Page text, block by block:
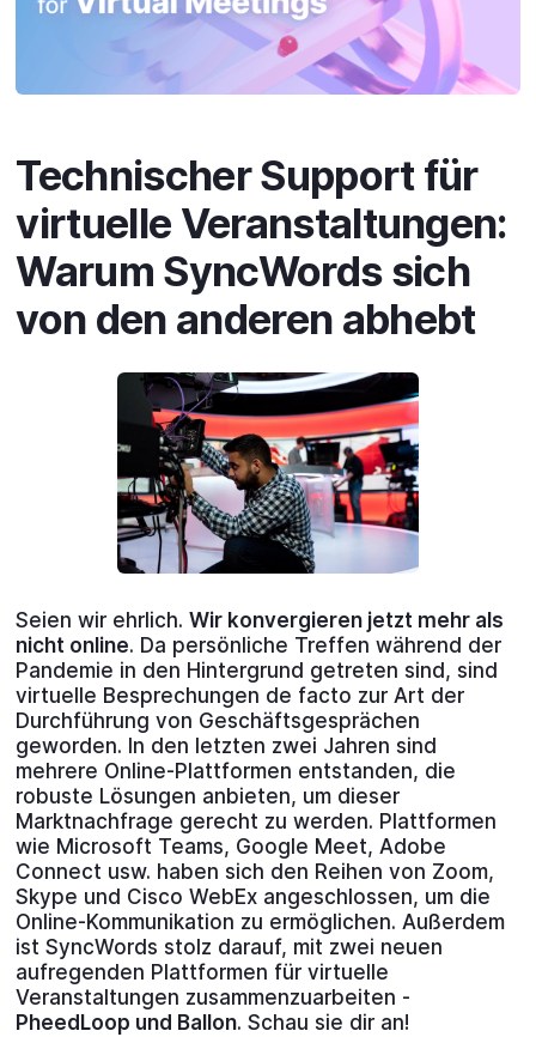
Technischer Support für
virtuelle Veranstaltungen:
Warum SyncWords sich
von den anderen abhebt
Seien wir ehrlich.Wir konvergieren jetzt mehr als
nicht online. Da persönliche Treffen während der
Pandemie in den Hintergrund getreten sind, sind
virtuelle Besprechungen de facto zur Art der
Durchführung von Geschäftsgesprächen
geworden. In den letzten zwei Jahren sind
mehrere Online-Plattformen entstanden, die
robuste Lösungen anbieten, um dieser
Marktnachfrage gerecht zu werden. Plattformen
wie Microsoft Teams, Google Meet, Adobe
Connect usw. haben sich den Reihen von Zoom,
Skype und Cisco WebEx angeschlossen, um die
Online-Kommunikation zu ermöglichen. Außerdem
ist SyncWords stolz darauf, mit zwei neuen
aufregenden Plattformen für virtuelle
Veranstaltungen zusammenzuarbeiten -
PheedLoop und Ballon. Schau sie dir an!